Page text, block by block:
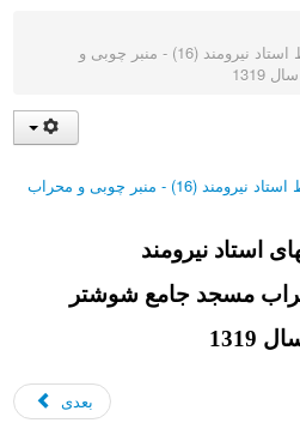
ازعکسهای گرفته شده توسط استاد نیرومند (16) - منبر چوبی و
استاد نیرومند
مسجد جامع شوشتر
1319
بعدی